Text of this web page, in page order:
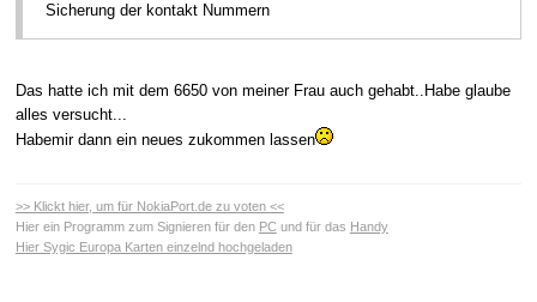
Sicherung der kontakt Nummern
Das hatte ich mit dem 6650 von meiner Frau auch gehabt..Habe glaube
alles versucht...
Habemir dann ein neues zukommen lassen
>> Klickt hier, um für NokiaPort.de zu voten <<
Hier ein Programm zum Signieren für den PCund für das Handy
Hier Sygic Europa Karten einzelnd hochgeladen